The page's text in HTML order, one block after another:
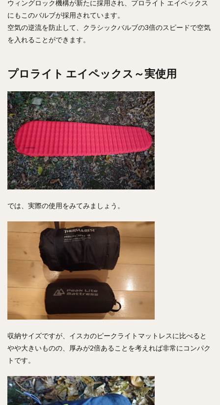
ウィングロック機構が新たに採用され、プロライト エイペックス
にもこのバルブが採用されています。
空気の逆流を防止して、クラシックバルブの3倍のスピードで空気
を入れることができます。
プロライト エイペックス～実使用
では、実際の使用をみてみましょう。
収納サイズですが、イスカのピークライトマットレスに比べると
やや大きいものの、厚みが2倍あることを考えれば非常にコンパク
トです。